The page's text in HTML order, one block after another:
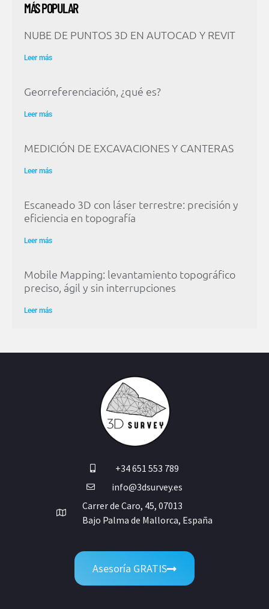
MÁS POPULAR
NUBE DE PUNTOS 3D EN AUTOCAD Y REVIT
Leer más
Georreferenciación, ¿qué es?
Leer más
MEDICIÓN DE EXCAVACIONES Y CANTERAS
Leer más
Escaneado 3D con láser terrestre: precisión y
eficiencia en topografía
Leer más
Mobile Mapping: levantamiento topográfico
preciso, ágil y sin interrupciones
Leer más
+34 651 553 789
info@3dsurvey.es
Carrer de Caro, 45, 07013
Bajo Palma de Mallorca, España
Asesoría GRATIS